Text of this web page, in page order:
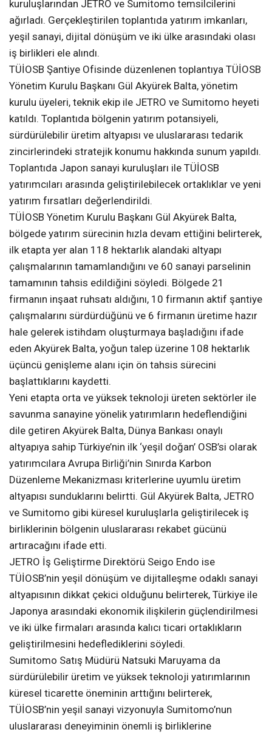
kuruluşlarından JETRO ve Sumitomo temsilcilerini
ağırladı. Gerçekleştirilen toplantıda yatırım imkanları,
yeşil sanayi, dijital dönüşüm ve iki ülke arasındaki olası
iş birlikleri ele alındı.
TÜİOSB Şantiye Ofisinde düzenlenen toplantıya TÜİOSB
Yönetim Kurulu Başkanı Gül Akyürek Balta, yönetim
kurulu üyeleri, teknik ekip ile JETRO ve Sumitomo heyeti
katıldı. Toplantıda bölgenin yatırım potansiyeli,
sürdürülebilir üretim altyapısı ve uluslararası tedarik
zincirlerindeki stratejik konumu hakkında sunum yapıldı.
Toplantıda Japon sanayi kuruluşları ile TÜİOSB
yatırımcıları arasında geliştirilebilecek ortaklıklar ve yeni
yatırım fırsatları değerlendirildi.
TÜİOSB Yönetim Kurulu Başkanı Gül Akyürek Balta,
bölgede yatırım sürecinin hızla devam ettiğini belirterek,
ilk etapta yer alan 118 hektarlık alandaki altyapı
çalışmalarının tamamlandığını ve 60 sanayi parselinin
tamamının tahsis edildiğini söyledi. Bölgede 21
firmanın inşaat ruhsatı aldığını, 10 firmanın aktif şantiye
çalışmalarını sürdürdüğünü ve 6 firmanın üretime hazır
hale gelerek istihdam oluşturmaya başladığını ifade
eden Akyürek Balta, yoğun talep üzerine 108 hektarlık
üçüncü genişleme alanı için ön tahsis sürecini
başlattıklarını kaydetti.
Yeni etapta orta ve yüksek teknoloji üreten sektörler ile
savunma sanayine yönelik yatırımların hedeflendiğini
dile getiren Akyürek Balta, Dünya Bankası onaylı
altyapıya sahip Türkiye’nin ilk ‘yeşil doğan’ OSB’si olarak
yatırımcılara Avrupa Birliği’nin Sınırda Karbon
Düzenleme Mekanizması kriterlerine uyumlu üretim
altyapısı sunduklarını belirtti. Gül Akyürek Balta, JETRO
ve Sumitomo gibi küresel kuruluşlarla geliştirilecek iş
birliklerinin bölgenin uluslararası rekabet gücünü
artıracağını ifade etti.
JETRO İş Geliştirme Direktörü Seigo Endo ise
TÜİOSB’nin yeşil dönüşüm ve dijitalleşme odaklı sanayi
altyapısının dikkat çekici olduğunu belirterek, Türkiye ile
Japonya arasındaki ekonomik ilişkilerin güçlendirilmesi
ve iki ülke firmaları arasında kalıcı ticari ortaklıkların
geliştirilmesini hedeflediklerini söyledi.
Sumitomo Satış Müdürü Natsuki Maruyama da
sürdürülebilir üretim ve yüksek teknoloji yatırımlarının
küresel ticarette öneminin arttığını belirterek,
TÜİOSB’nin yeşil sanayi vizyonuyla Sumitomo’nun
uluslararası deneyiminin önemli iş birliklerine